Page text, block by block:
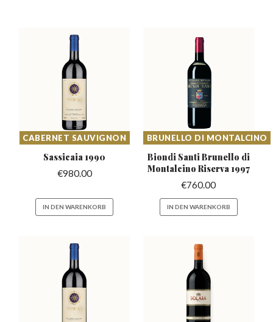
CABERNET SAUVIGNON
Sassicaia 1990
€980.00
IN DEN WARENKORB
BRUNELLO DI MONTALCINO
Biondi Santi Brunello di
Montalcino Riserva 1997
€760.00
IN DEN WARENKORB